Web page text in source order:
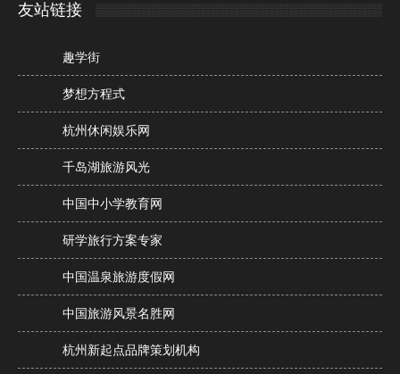
友站链接
趣学街
梦想方程式
杭州休闲娱乐网
千岛湖旅游风光
中国中小学教育网
研学旅行方案专家
中国温泉旅游度假网
中国旅游风景名胜网
杭州新起点品牌策划机构